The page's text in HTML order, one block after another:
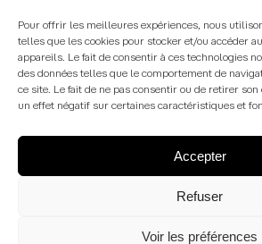
Pour offrir les meilleures expériences, nous
telles que les cookies pour stocker et/ou accéder
appareils. Le fait de consentir à ces technologies
des données telles que le comportement de
ce site. Le fait de ne pas consentir ou de retirer
un effet négatif sur certaines caractéristiques et
Accepter
Refuser
Voir les préférences
contact@meziane-
esthetique.fr